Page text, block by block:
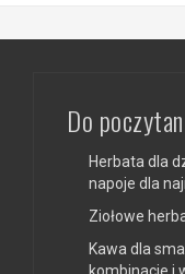
Do
Herbata dla
napoje dla
Ziołowe
Kawa dla